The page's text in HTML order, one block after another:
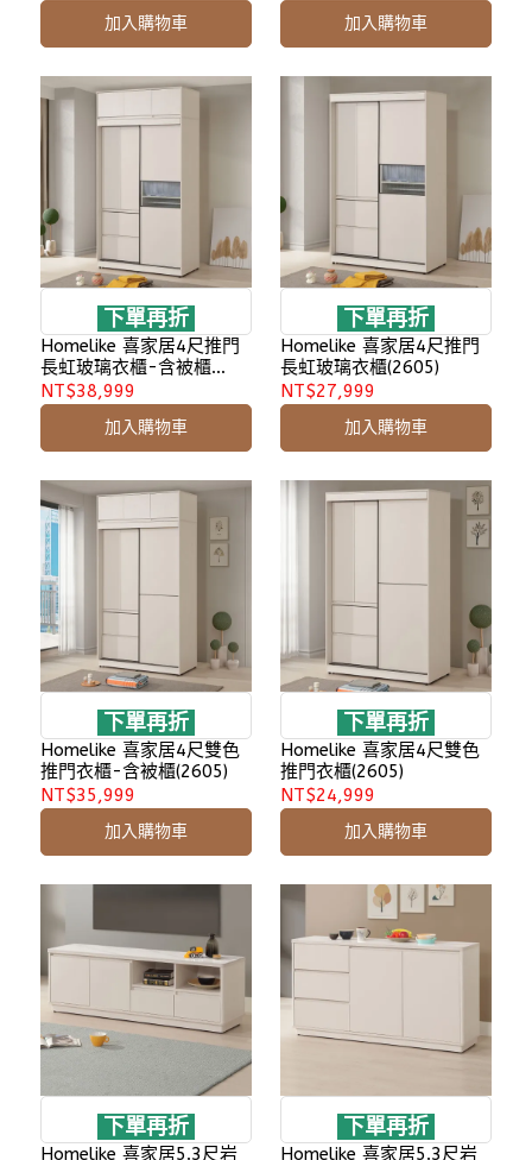
加入購物車 加入購物車
下單再折
Homelike 喜家居4尺推門
長虹玻璃衣櫃-含被櫃
(2605)
NT$38,999
加入購物車
下單再折
Homelike 喜家居4尺推門
長虹玻璃衣櫃(2605)
NT$27,999
加入購物車
下單再折
Homelike 喜家居4尺雙色
推門衣櫃-含被櫃(2605)
NT$35,999
加入購物車
下單再折
Homelike 喜家居4尺雙色
推門衣櫃(2605)
NT$24,999
加入購物車
下單再折
Homelike 喜家居5.3尺岩
下單再折
Homelike 喜家居5.3尺岩